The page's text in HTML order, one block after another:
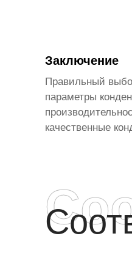
Заключение
Правильный
параметры
качественные